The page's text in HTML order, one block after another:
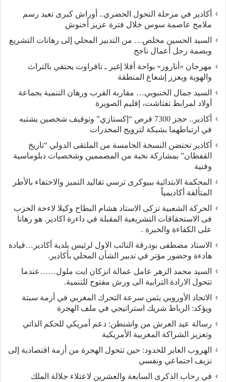
أكادير في مرحلة التحول الحضري.. أوراش كبرى تعيد رسم
ملامح عاصمة سوس خلال فترة عزيز أخنوش
السيد الحسين مخلص… من التدبير المحلي إلى رهانات التشريع
وبصمة رجل أعمال ناجح
مهرجان «أناروز» بواحة أفلا إغير ـ تافراوت يحتفي بالتراث
والهوية ويعزز إشعاع المنطقة
السيد جمال الخنبوبي… مقاربة القرب ورهان التنمية بجماعة
أولاد لمرابط تفتاشت، إقليم الصويرة
أكادير.. حجز 7300 قرص “إكستازي” وتوقيف شخصين يشتبه
في ارتباطهما بشبكة لترويج المخدرات
أكادير تحتضن النسخة الخامسة من الملتقى الدولي “تاريخ
القفطان” بمشاركة نخبة من المصممين وشخصيات دبلوماسية
وفنية
المحكمة الابتدائية ببيوكرى ترسي تقاليد التميز والاحتفاء بالأطر
المتألقة أكاديمياً
الحركة الشعبية تزكى الاستاد هشام البطاح وكيلا لاءحة الحزب
فى الاستحقاقات التشريعية المقبلة في داءرة اكادير. هو رهانا
على الكفاءة والخبرة .
الاستاد مصطفى بودرقة النائب الاول لرئيس بلدية أكادير…قيادة
هادءة وحضور مؤتر في تدبير الشأن المحلي بأكادير.
السيد محمد الزهر عامل عمالة انزكان ايت ملول……عندما
تتحول الارادة الترابية الى ورش مفتوح للتنمية.
الاتحاد الأوروبي يثمن سرعة التحرك المغربي في أزمة سبتة
ويؤكد: الرباط شريك استراتيجي في ملف الهجرة
رسالة عيد العرش من واشنطن: دعم أمريكي للحكم الذاتي
وتعزيز الشراكة المغربية الأمريكية
​الهروب العابر للحدود: حين تتحول الهجرة من أزمة اقتصادية إلى
نزيف اجتماعي ونفسي
في رحاب الذكرى السابعة والعشرين لاعتلاء جلالة الملك